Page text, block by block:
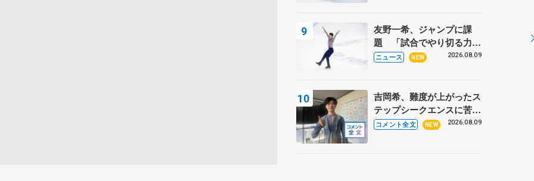
友野一希、ジャンプに課
題 「試合でやり切る力詰
め切れていない」
ニュース NEW 2026.08.09
吉岡希、難度が上がったス
テップシークエンスに苦戦
中「全然駄目、もっといい
コメント全文 NEW 2026.08.09